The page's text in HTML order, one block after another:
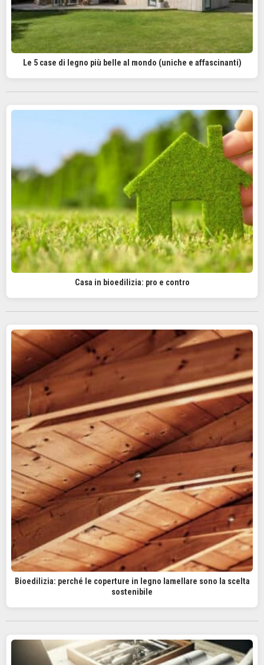
Le 5 case di legno più belle al mondo (uniche e affascinanti)
Casa in bioedilizia: pro e contro
Bioedilizia: perché le coperture in legno lamellare sono la scelta
sostenibile